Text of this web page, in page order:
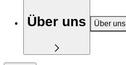
Über uns Über uns